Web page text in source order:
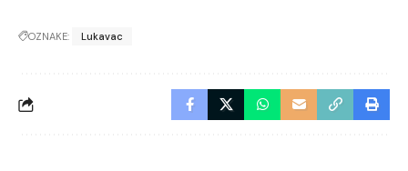
OZNAKE: Lukavac